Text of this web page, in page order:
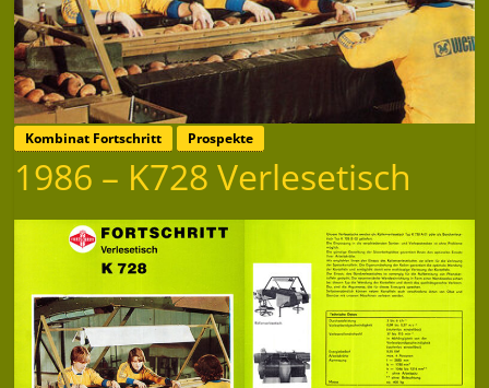
Kombinat Fortschritt Prospekte
1986 – K728 Verlesetisch